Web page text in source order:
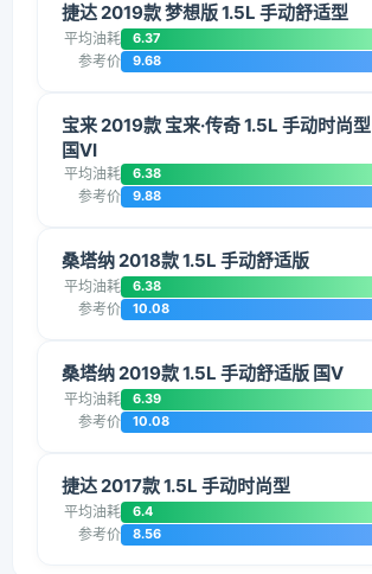
捷达 2019款 梦想版 1.5L 手动舒适型
平均油耗 6.37
参考价 9.68
宝来 2019款 宝来·传奇 1.5L 手动时尚型
国VI
平均油耗 6.38
参考价 9.88
桑塔纳 2018款 1.5L 手动舒适版
平均油耗 6.38
参考价 10.08
桑塔纳 2019款 1.5L 手动舒适版 国V
平均油耗 6.39
参考价 10.08
捷达 2017款 1.5L 手动时尚型
平均油耗 6.4
参考价 8.56